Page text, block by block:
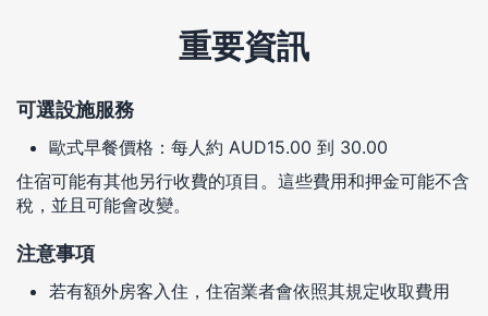
重要資訊
可選設施服務
歐式早餐價格：每人約 AUD15.00 到 30.00
住宿可能有其他另行收費的項目。這些費用和押金可能不含
稅，並且可能會改變。
注意事項
若有額外房客入住，住宿業者會依照其規定收取費用